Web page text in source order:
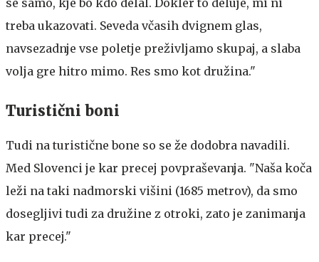
treba ukazovati. Seveda včasih dvignem glas,
navsezadnje vse poletje preživljamo skupaj, a slaba
volja gre hitro mimo. Res smo kot družina."
Turistični boni
Tudi na turistične bone so se že dodobra navadili.
Med Slovenci je kar precej povpraševanja. "Naša koča
leži na taki nadmorski višini (1685 metrov), da smo
dosegljivi tudi za družine z otroki, zato je zanimanja
kar precej."